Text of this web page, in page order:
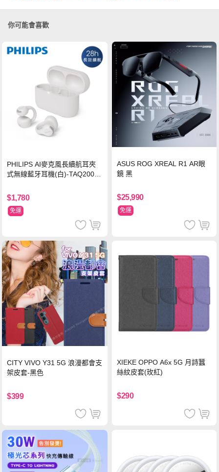
你可能會喜歡
PHILIPS AI麥克風長續航耳夾
式無線藍牙耳機(白)-TAQ2000
$1,780
免運
ASUS ROG XREAL R1 AR眼
鏡 黑
$25,990
免運
CITY VIVO Y31 5G 浪漫都會支
架皮套-黑色
$399
XIEKE OPPO A6x 5G 月詩蠶
絲紋皮套(玫紅)
$290